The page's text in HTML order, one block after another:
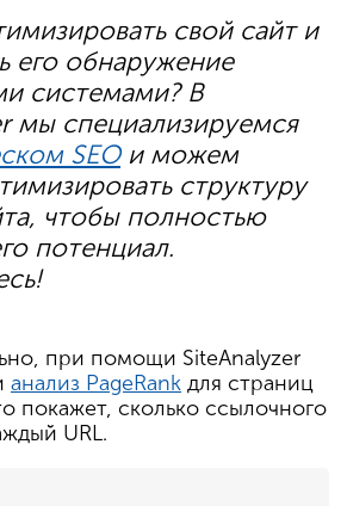
свой сайт и
его обнаружение
системами? В
мы специализируемся
SEOи можем
структуру
чтобы полностью
потенциал.
при помощи SiteAnalyzer
анализ PageRank для страниц
покажет, сколько ссылочного
URL.